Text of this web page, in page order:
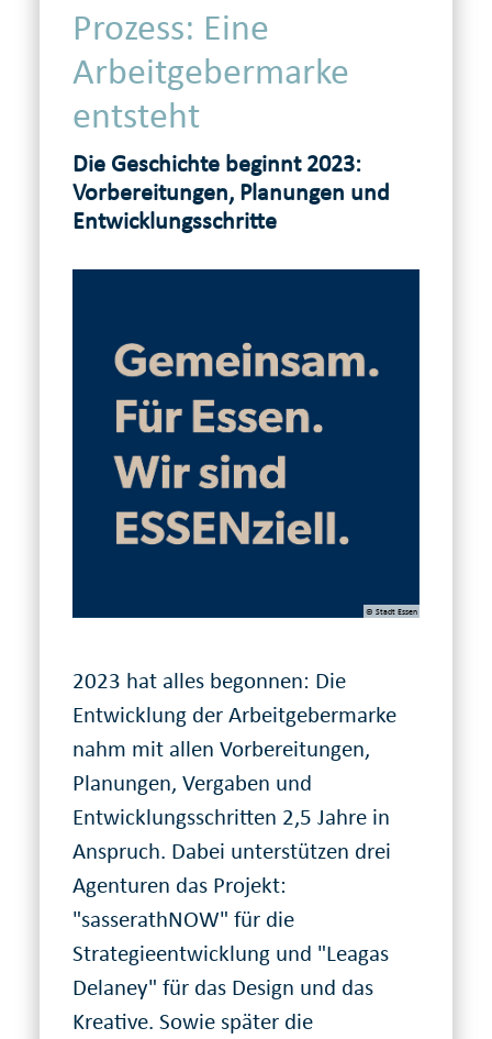
Prozess: Eine
Arbeitgebermarke
entsteht
Die Geschichte beginnt 2023:
Vorbereitungen, Planungen und
Entwicklungsschritte
© Stadt Essen
2023 hat alles begonnen: Die
Entwicklung der Arbeitgebermarke
nahm mit allen Vorbereitungen,
Planungen, Vergaben und
Entwicklungsschritten 2,5 Jahre in
Anspruch. Dabei unterstützen drei
Agenturen das Projekt:
"sasserathNOW" für die
Strategieentwicklung und "Leagas
Delaney" für das Design und das
Kreative. Sowie später die